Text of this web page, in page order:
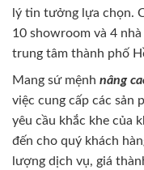
lý tin tưởng lựa chọn.
10 showroom và 4
trung tâm thành phố
Mang sứ mệnh nâng
việc cung cấp các sản
yêu cầu khắc khe của
đến cho quý khách
lượng dịch vụ, giá